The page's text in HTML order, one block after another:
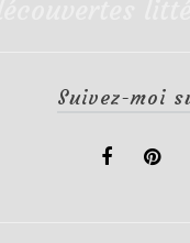
Suivez-moi